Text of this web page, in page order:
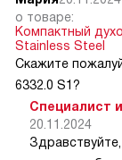
о товаре:
Компактный
Stainless Steel
Скажите
6332.0 S1?
Специалист
20.11.2024